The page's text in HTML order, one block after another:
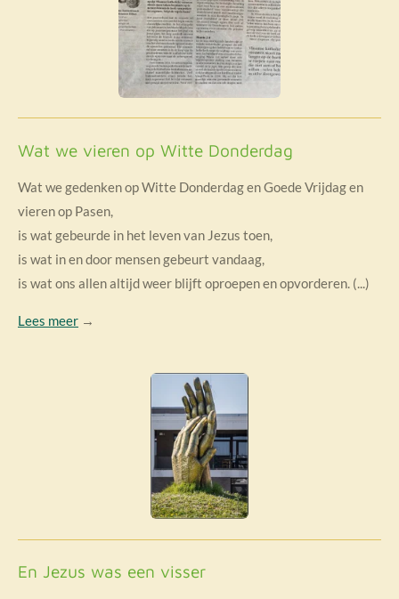
Wat we vieren op Witte Donderdag
Wat we gedenken op Witte Donderdag en Goede Vrijdag en
vieren op Pasen,
is wat gebeurde in het leven van Jezus toen,
is wat in en door mensen gebeurt vandaag,
is wat ons allen altijd weer blijft oproepen en opvorderen. (...)
Lees meer →
En Jezus was een visser